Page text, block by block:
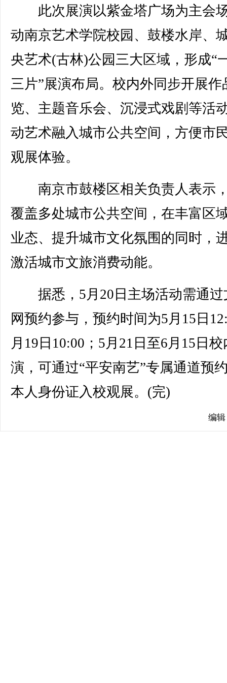
此次展演以紫金塔广场为主会
动南京艺术学院校园、鼓楼水岸、
央艺术(古林)公园三大区域，形成“
三片”展演布局。校内外同步开展作
览、主题音乐会、沉浸式戏剧等活
动艺术融入城市公共空间，方便市
观展体验。
南京市鼓楼区相关负责人表示
覆盖多处城市公共空间，在丰富区
业态、提升城市文化氛围的同时，
激活城市文旅消费动能。
据悉，5月20日主场活动需通过
网预约参与，预约时间为5月15日
月19日10:00；5月21日至6月15日
演，可通过“平安南艺”专属通道预
本人身份证入校观展。(完)
编